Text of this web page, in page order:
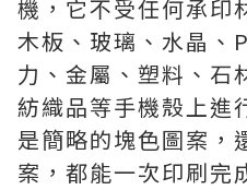
機，它不受任何承印
木板、玻璃、水晶、
力、金屬、塑料、石
紡織品等手機殼上進
是簡略的塊色圖案，
案，都能一次印刷完